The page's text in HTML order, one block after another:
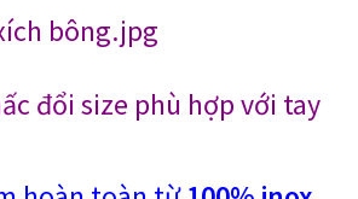
đổi size phù hợp với tay